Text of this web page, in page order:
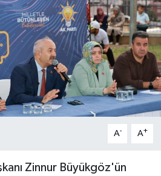
A- A+
Zinnur Büyükgöz'ün